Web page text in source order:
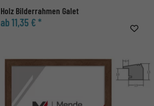
Holz Bilderrahmen Galet
ab 11,35 € *